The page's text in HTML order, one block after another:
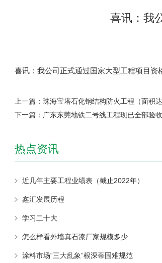
喜讯：我
喜讯：我公司正式通过国家大型工程项目资
上一篇： 珠海宝塔石化钢结构防火工程（面积
下一篇： 广东东莞地铁二号线工程现已全部验收
热点资讯
近几年主要工程业绩表（截止2022年）
鑫汇发展历程
学习二十大
怎么样看外墙真石漆厂家规模多少
涂料市场“三大乱象”根深蒂固难规范